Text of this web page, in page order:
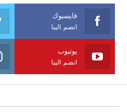
فايسبوك
انضم الينا
يوتيوب
انضم الينا